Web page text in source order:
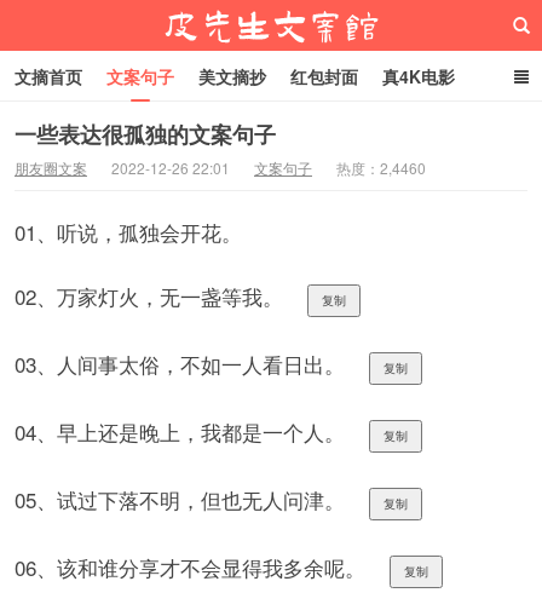
文摘首页 文案句子 美文摘抄 红包封面 真4K电影
网络热梗 恋爱家庭 微信头像
一些表达很孤独的文案句子
朋友圈文案 2022-12-26 22:01 文案句子 热度：2,4460
01、听说，孤独会开花。
02、万家灯火，无一盏等我。 复制
03、人间事太俗，不如一人看日出。 复制
04、早上还是晚上，我都是一个人。 复制
05、试过下落不明，但也无人问津。 复制
06、该和谁分享才不会显得我多余呢。 复制